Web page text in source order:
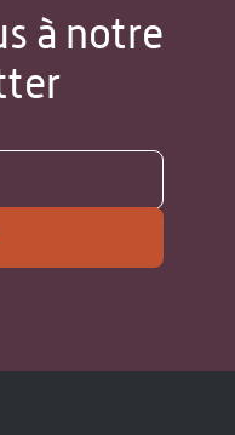
à notre